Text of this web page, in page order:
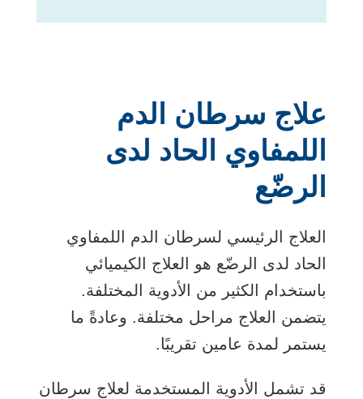
نافذة
علاج سرطان الدم
اللمفاوي الحاد لدى
الرضّع
العلاج الرئيسي لسرطان الدم اللمفاوي
الحاد لدى الرضّع هو العلاج الكيميائي
باستخدام الكثير من الأدوية المختلفة.
يتضمن العلاج مراحل مختلفة. وعادةً ما
يستمر لمدة عامين تقريبًا.
قد تشمل الأدوية المستخدمة لعلاج سرطان